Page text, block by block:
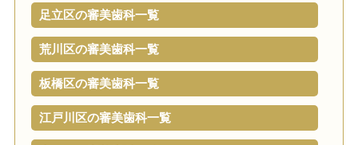
足立区の審美歯科一覧
荒川区の審美歯科一覧
板橋区の審美歯科一覧
江戸川区の審美歯科一覧